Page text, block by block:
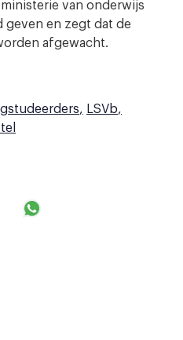
van onderwijs
geven en zegt dat de
afgewacht.
LSVb